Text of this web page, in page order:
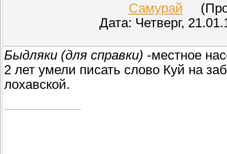
Самурай
Дата: Четверг,
Быдляки (для справки) -местное
2 лет умели писать слово Куй на
лохавской.